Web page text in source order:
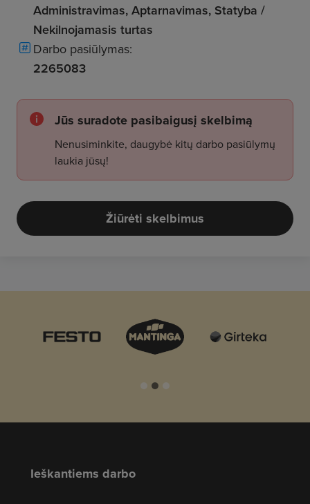
Administravimas, Aptarnavimas, Statyba /
Nekilnojamasis turtas
Darbo pasiūlymas:
2265083
Jūs suradote pasibaigusį skelbimą
Nenusiminkite, daugybė kitų darbo pasiūlymų
laukia jūsų!
Žiūrėti skelbimus
Ieškantiems darbo